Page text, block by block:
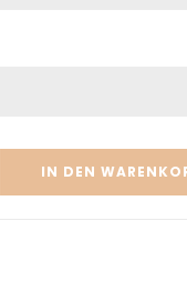
IN DEN